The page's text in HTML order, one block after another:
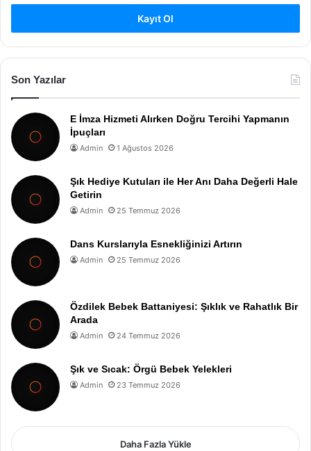
Kayıt Ol
Son Yazılar
E İmza Hizmeti Alırken Doğru Tercihi Yapmanın
İpuçları
Admin 1 Ağustos 2026
Şık Hediye Kutuları ile Her Anı Daha Değerli Hale
Getirin
Admin 25 Temmuz 2026
Dans Kurslarıyla Esnekliğinizi Artırın
Admin 25 Temmuz 2026
Özdilek Bebek Battaniyesi: Şıklık ve Rahatlık Bir
Arada
Admin 24 Temmuz 2026
Şık ve Sıcak: Örgü Bebek Yelekleri
Admin 23 Temmuz 2026
Daha Fazla Yükle